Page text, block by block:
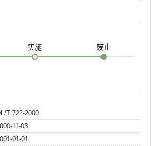
实施 废止
T 722-2000
11-03
01-01